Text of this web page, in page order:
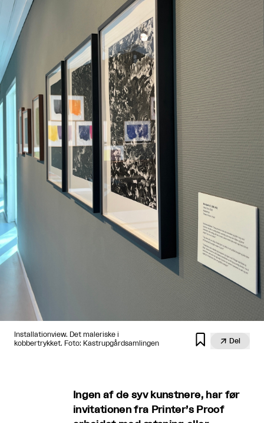
Installationview. Det maleriske i
kobbertrykket. Foto: Kastrupgårdsamlingen
  Del
Ingen af de syv kunstnere, har før
invitationen fra Printer’s Proof